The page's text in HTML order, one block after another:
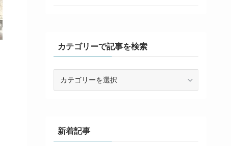
カテゴリーで記事を検索
で
記
新着記事